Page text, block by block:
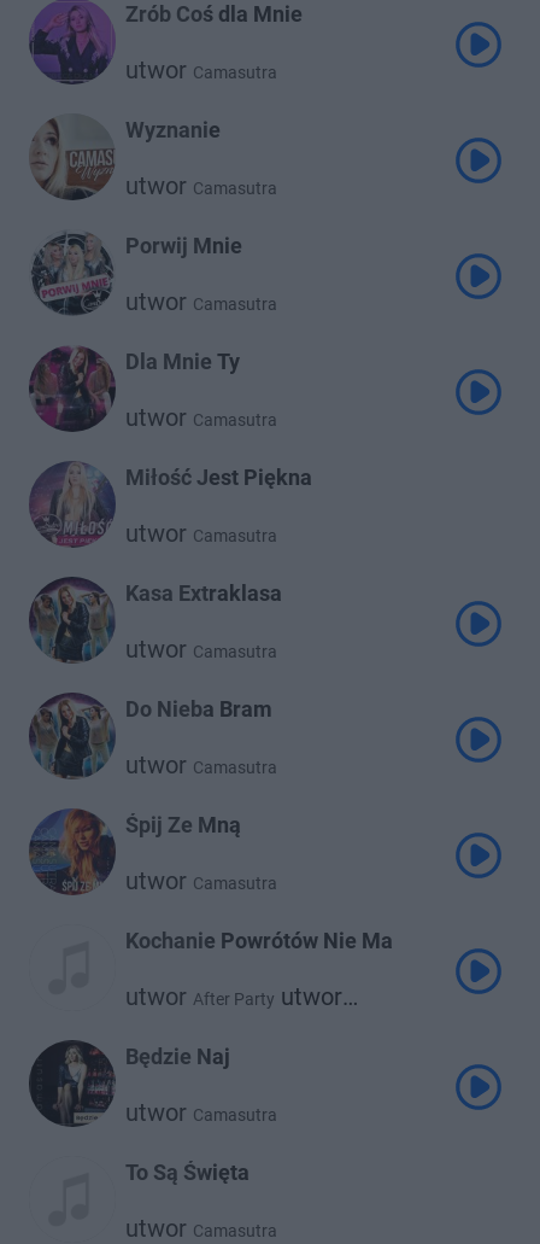
Zrób Coś dla Mnie
utwor Camasutra
Wyznanie
utwor Camasutra
Porwij Mnie
utwor Camasutra
Dla Mnie Ty
utwor Camasutra
Miłość Jest Piękna
utwor Camasutra
Kasa Extraklasa
utwor Camasutra
Do Nieba Bram
utwor Camasutra
Śpij Ze Mną
utwor Camasutra
Kochanie Powrótów Nie Ma
utwor After Party utwor
Będzie Naj
utwor Camasutra
To Są Święta
utwor Camasutra